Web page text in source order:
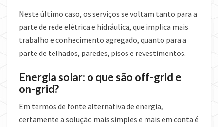
Neste último caso, os serviços se voltam tanto para a
parte de rede elétrica e hidráulica, que implica mais
trabalho e conhecimento agregado, quanto para a
parte de telhados, paredes, pisos e revestimentos.
Energia solar: o que são off-grid e
on-grid?
Em termos de fonte alternativa de energia,
certamente a solução mais simples e mais em conta é